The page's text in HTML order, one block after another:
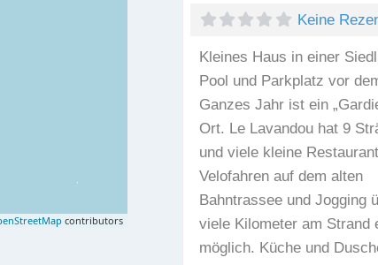
contributors
Keine
Kleines Haus in einer
Pool und Parkplatz vor
Ganzes Jahr ist ein
Ort. Le Lavandou hat 9
und viele kleine
Velofahren auf dem alten
Bahntrassee und Jogging
viele Kilometer am Strand
möglich. Küche und